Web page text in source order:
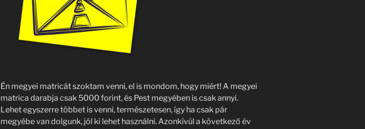
Én megyei matricát szoktam venni, el is mondom, hogy miért! A megyei
matrica darabja csak 5000 forint, és Pest megyében is csak annyi.
Lehet egyszerre többet is venni, természetesen, így ha csak pár
megyébe van dolgunk, jól ki lehet használni. Azonkívül a következő év